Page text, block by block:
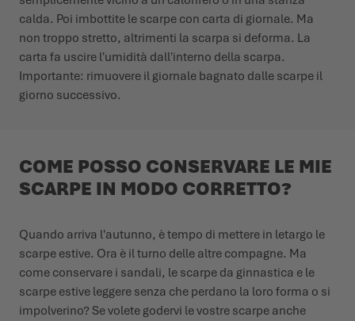
calda. Poi imbottite le scarpe con carta di giornale. Ma
non troppo stretto, altrimenti la scarpa si deforma. La
carta fa uscire l'umidità dall'interno della scarpa.
Importante: rimuovere il giornale bagnato dalle scarpe il
giorno successivo.
COME POSSO CONSERVARE LE MIE
SCARPE IN MODO CORRETTO?
Quando arriva l'autunno, è tempo di mettere in letargo le
scarpe estive. Ora è il turno delle altre compagne. Ma
come conservare i sandali, le scarpe da ginnastica e le
scarpe estive leggere senza che perdano la loro forma o si
impolverino? Se volete godervi le vostre scarpe anche